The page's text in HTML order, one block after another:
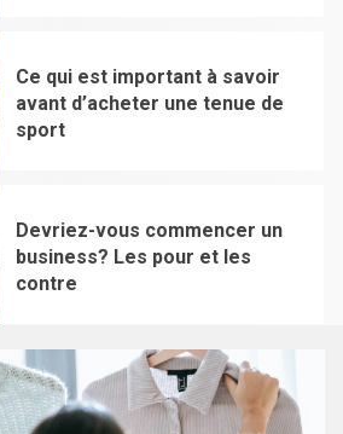
Ce qui est important à savoir
avant d’acheter une tenue de
sport
Devriez-vous commencer un
business? Les pour et les
contre